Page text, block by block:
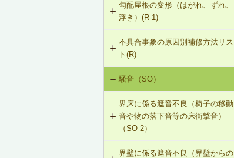
勾配屋根の変形（はがれ、ずれ、
浮き）(R-1)
R-1-101 むな木の交換
R-1-102 母屋の増設
R-1-103 小屋束の増設
R-1-104 たる木の交換
不具合事象の原因別補修方法リス
ト(R)
勾配屋根の変形（はがれ、ずれ、浮
き）（R-1）
騒音（SO）
界床に係る遮音不良（椅子の移動
音や物の落下音等の床衝撃音）
（SO-2）
SO-2-501 軽量床衝撃音に対する遮
界壁に係る遮音不良（界壁からの